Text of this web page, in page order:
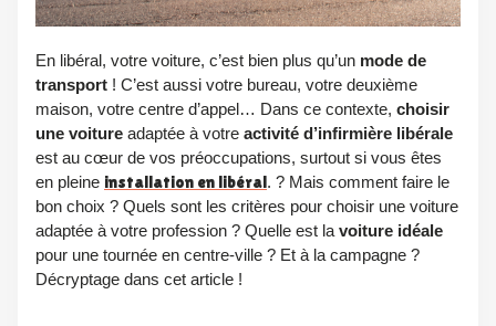
En libéral, votre voiture, c’est bien plus qu’un mode de
transport ! C’est aussi votre bureau, votre deuxième
maison, votre centre d’appel… Dans ce contexte, choisir
une voiture adaptée à votre activité d’infirmière libérale
est au cœur de vos préoccupations, surtout si vous êtes
en pleine installation en libéral . ? Mais comment faire le
bon choix ? Quels sont les critères pour choisir une voiture
adaptée à votre profession ? Quelle est lavoiture idéale
pour une tournée en centre-ville ? Et à la campagne ?
Décryptage dans cet article !